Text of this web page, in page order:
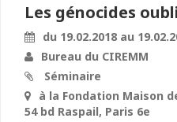
Les génocides
du 19.02.2018 au
Bureau du CIREMM
Séminaire
à la Fondation Maison
54 bd Raspail, Paris 6e